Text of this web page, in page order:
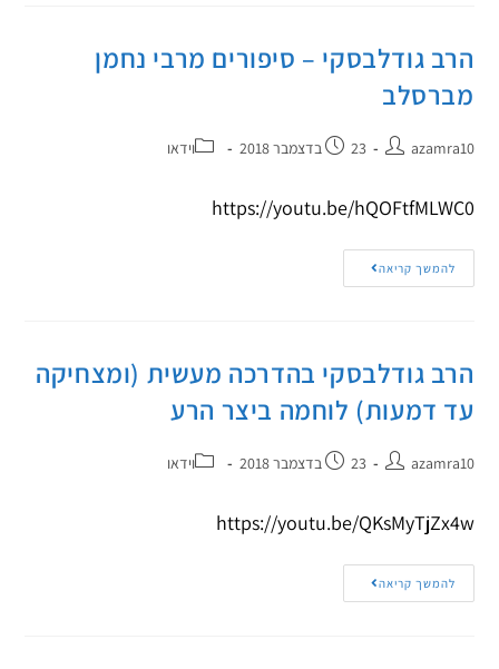
הרב גודלבסקי – סיפורים מרבי נחמן
מברסלב
azamra10 23 בדצמבר 2018 וידאו
https://youtu.be/hQOFtfMLWC0
להמשך קריאה
הרב גודלבסקי בהדרכה מעשית (ומצחיקה
עד דמעות) לוחמה ביצר הרע
azamra10 23 בדצמבר 2018 וידאו
https://youtu.be/QKsMyTjZx4w
להמשך קריאה